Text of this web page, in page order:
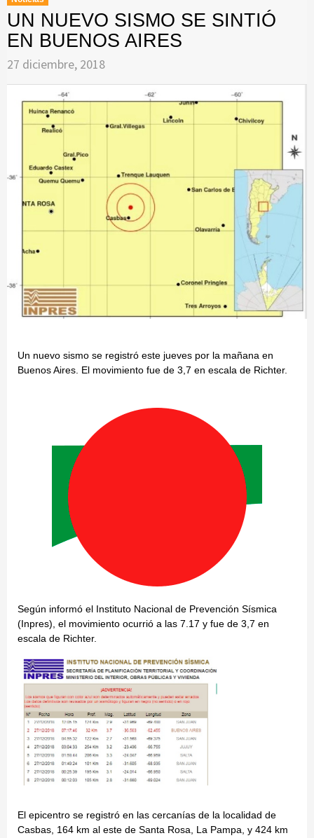
UN NUEVO SISMO SE SINTIÓ
EN BUENOS AIRES
27 diciembre, 2018
Un nuevo sismo se registró este jueves por la mañana en
Buenos Aires. El movimiento fue de 3,7 en escala de Richter.
Según informó el Instituto Nacional de Prevención Sísmica
(Inpres), el movimiento ocurrió a las 7.17 y fue de 3,7 en
escala de Richter.
El epicentro se registró en las cercanías de la localidad de
Casbas, 164 km al este de Santa Rosa, La Pampa, y 424 km